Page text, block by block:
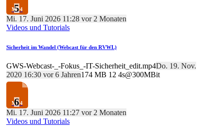
5
Mi. 17. Juni 2026 11:28 vor 2 Monaten
Videos und Tutorials
Sicherheit im Wandel (Webcast für den RVWL)
GWS-Webcast-_-Fokus_-IT-Sicherheit_edit.mp4Do. 19. Nov.
2020 16:30 vor 6 Jahren174 MB 124s@300MBit
6
Mi. 17. Juni 2026 11:27 vor 2 Monaten
Videos und Tutorials